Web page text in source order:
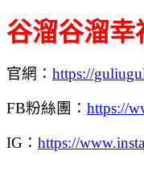
谷溜谷溜幸
官網： https://
FB粉絲團： https://
IG： https://